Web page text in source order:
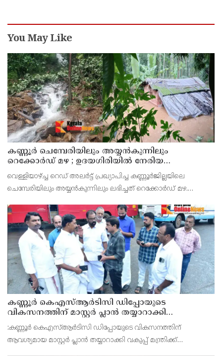
You May Like
കണ്ണൂർ ചെമ്പേരിയിലും അയ്യൻകുന്നിലും
റെക്കോർഡ് മഴ ; ഉദയഗിരിയിൽ നേരിയ
ഉരുൾപൊട്ടൽ; 13 പേരെ ക്യാമ്പിലേക്ക് മാറ്റി
വെള്ളിയാഴ്ച്ച റെഡ് അലർട്ട് പ്രഖ്യാപിച്ച കണ്ണൂർജില്ലയിലെ
ചെമ്പേരിയിലും അയ്യൻകുന്നിലും ലഭിച്ചത് റെക്കോർഡ് മഴ.
മില്ലിമീറ്റർ മഴ ആ സമയം സംസ്ഥാനത്ത
കണ്ണൂർ കെഎസ്ആർടിസി ഡിപ്പോയുടെ
വികസനത്തിന് മാസ്റ്റർ പ്ലാൻ തയ്യാറാക്കി
സമർപ്പിക്കും : ടി ഒ മോഹനൻ എം എൽ എ
:കണ്ണൂർ കെഎസ്ആർടിസി ഡിപ്പോയുടെ വികസനത്തിന്
ആവശ്യമായ മാസ്റ്റർ പ്ലാൻ തയ്യാറാക്കി വകുപ്പ് മന്ത്രിക്ക്